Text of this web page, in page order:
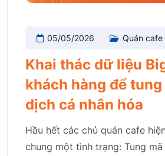
05/05/2026 Quán cafe
Khai thác dữ liệu
khách hàng để
dịch cá nhân hóa
Hầu hết các chủ quán cafe
chung một tình trạng: Tung